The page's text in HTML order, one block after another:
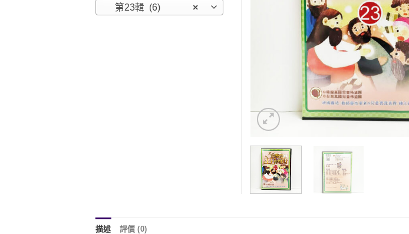
×
第23輯 (6)
描述 評價 (0)